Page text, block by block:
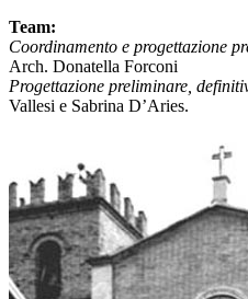
Team:
Coordinamento e progettazione
Arch. Donatella Forconi
Progettazione preliminare,
Vallesi e Sabrina D’Aries.